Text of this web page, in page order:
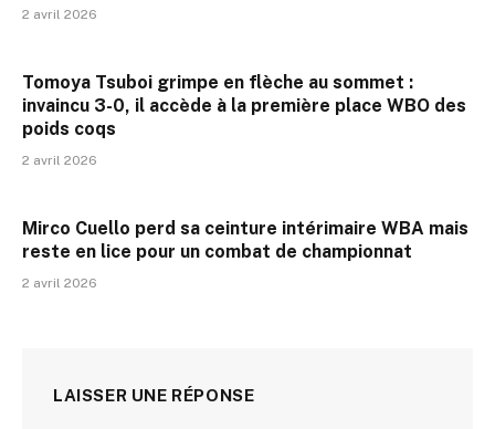
2 avril 2026
Tomoya Tsuboi grimpe en flèche au sommet :
invaincu 3-0, il accède à la première place WBO des
poids coqs
2 avril 2026
Mirco Cuello perd sa ceinture intérimaire WBA mais
reste en lice pour un combat de championnat
2 avril 2026
LAISSER UNE RÉPONSE